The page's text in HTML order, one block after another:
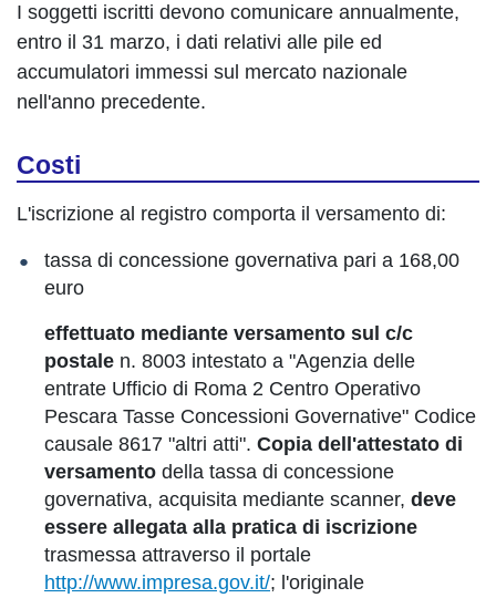
I soggetti iscritti devono comunicare annualmente,
entro il 31 marzo, i dati relativi alle pile ed
accumulatori immessi sul mercato nazionale
nell'anno precedente.
Costi
L'iscrizione al registro comporta il versamento di:
tassa di concessione governativa pari a 168,00
euro
effettuato mediante versamento sul c/c
postale n. 8003 intestato a "Agenzia delle
entrate Ufficio di Roma 2 Centro Operativo
Pescara Tasse Concessioni Governative" Codice
causale 8617 "altri atti". Copia dell'attestato di
versamento della tassa di concessione
governativa, acquisita mediante scanner, deve
essere allegata alla pratica di iscrizione
trasmessa attraverso il portale
http://www.impresa.gov.it/; l'originale